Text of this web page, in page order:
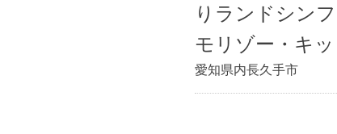
りランドシン
モリゾー・キッ
愛知県内長久手市